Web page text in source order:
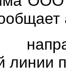
линии